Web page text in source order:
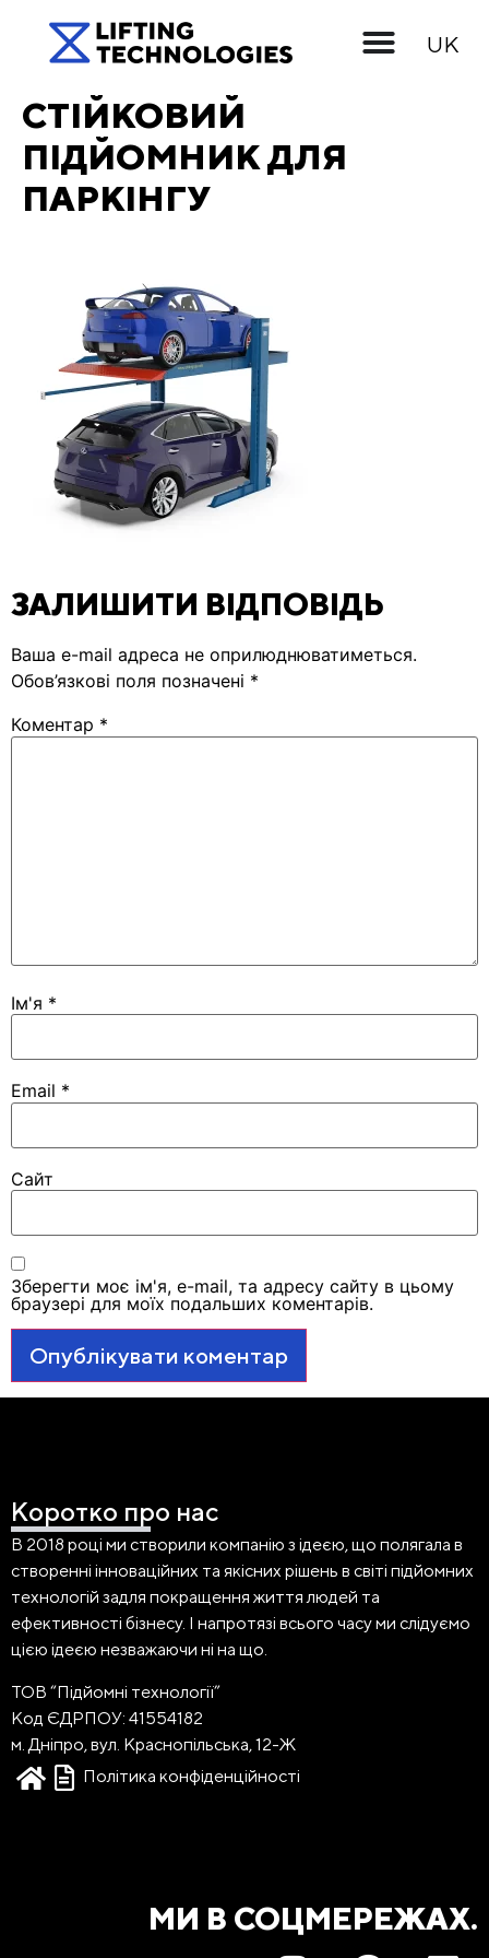
UK
RU
СТІЙКОВИЙ
ПІДЙОМНИК ДЛЯ
ПАРКІНГУ
ЗАЛИШИТИ ВІДПОВІДЬ
Ваша e-mail адреса не оприлюднюватиметься.
Обов’язкові поля позначені *
Коментар *
Ім'я *
Email *
Сайт
Зберегти моє ім'я, e-mail, та адресу сайту в цьому
браузері для моїх подальших коментарів.
Коротко про нас
В 2018 році ми створили компанію з ідеєю, що полягала в
створенні інноваційних та якісних рішень в світі підйомних
технологій задля покращення життя людей та
ефективності бізнесу. І напротязі всього часу ми слідуємо
цією ідеєю незважаючи ні на що.
ТОВ “Підйомні технології”
Код ЄДРПОУ: 41554182
м. Дніпро, вул. Краснопільська, 12-Ж
Політика конфіденційності
МИ В СОЦМЕРЕЖАХ.